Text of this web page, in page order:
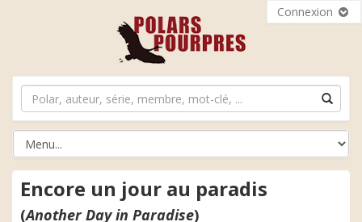
Connexion
Encore un jour au paradis
(Another Day in Paradise)